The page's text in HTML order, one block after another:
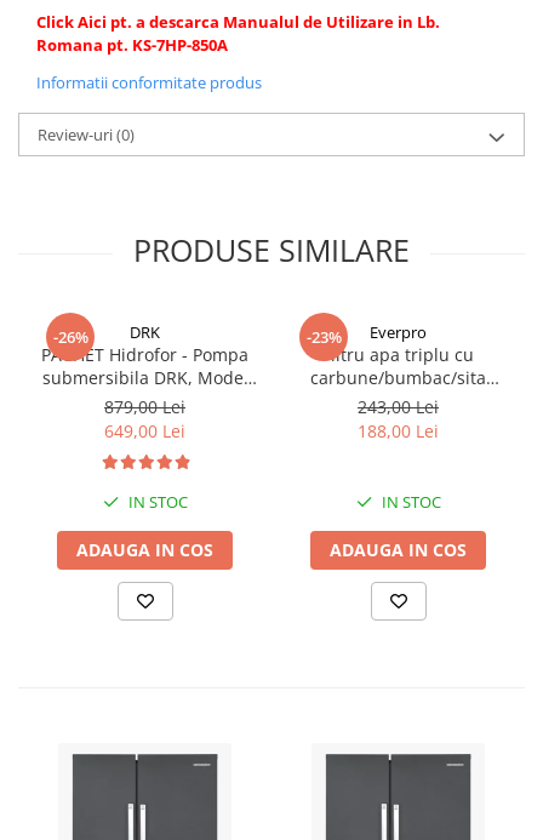
Click Aici pt. a descarca Manualul de Utilizare in Lb.
Romana pt. KS-7HP-850A
Informatii conformitate produs
Review-uri(0)
PRODUSE SIMILARE
-26% DRK
PACHET Hidrofor - Pompa
submersibila DRK, Model
4STM4-8, putere 1.8 kW,
debit 5m3/h, 8 turbine +
Model PC-58, 1kW, 220 V, 10
Bar
879,00 Lei
649,00 Lei
IN STOC
ADAUGA IN COS
-23% Everpro
Filtru apa triplu cu
carbune/bumbac/sita
3x3/4"*10
243,00 Lei
188,00 Lei
IN STOC
ADAUGA IN COS